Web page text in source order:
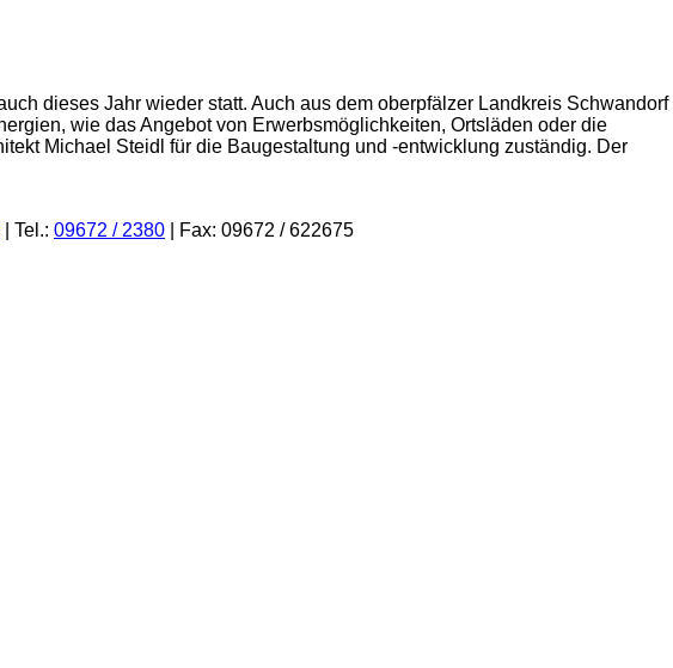
dieses Jahr wieder statt. Auch aus dem oberpfälzer Landkreis Schwandorf
wie das Angebot von Erwerbsmöglichkeiten, Ortsläden oder die
Michael Steidl für die Baugestaltung und -entwicklung zuständig. Der
| Tel.: 09672 / 2380 | Fax: 09672 / 622675